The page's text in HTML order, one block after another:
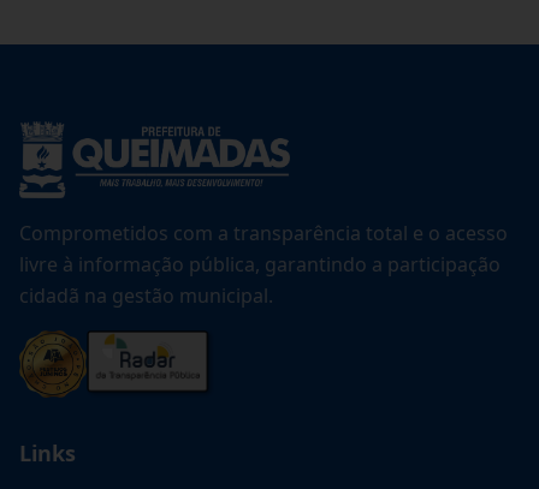
Comprometidos com a transparência total e o acesso
livre à informação pública, garantindo a participação
cidadã na gestão municipal.
Links